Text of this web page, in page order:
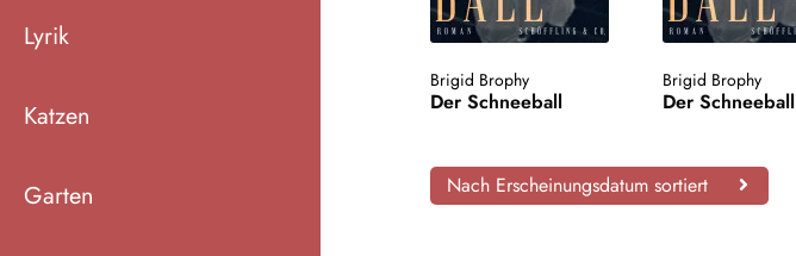
Lyrik
Katzen
Garten
Brigid Brophy
Der Schneeball
Brigid Brophy
Der Schneeball
Nach Erscheinungsdatum sortiert